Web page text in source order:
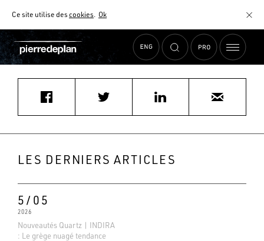
Ce site utilise descookies. Ok
AIDE AU CHOIX
Accueil Actualités ikeif@kjedked.fr
LES DERNIERS ARTICLES
5/05
2026
Nouveautés Quartz | INDIRA
: Le grège nuagé tendance